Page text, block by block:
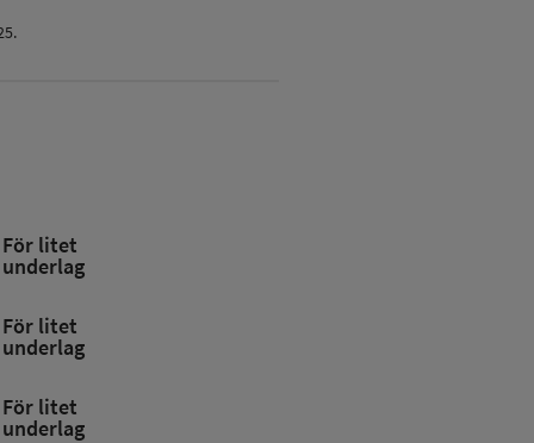
För litet
underlag
För litet
underlag
För litet
underlag